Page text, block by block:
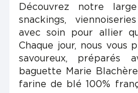
Découvrez notre
snackings,
avec soin pour allier
Chaque jour, nous vous
savoureux, préparés
baguette Marie
farine de blé 100%